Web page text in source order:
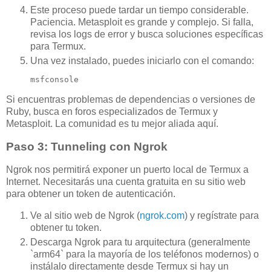
Este proceso puede tardar un tiempo considerable.
Paciencia. Metasploit es grande y complejo. Si falla,
revisa los logs de error y busca soluciones específicas
para Termux.
Una vez instalado, puedes iniciarlo con el comando:
msfconsole
Si encuentras problemas de dependencias o versiones de
Ruby, busca en foros especializados de Termux y
Metasploit. La comunidad es tu mejor aliada aquí.
Paso 3: Tunneling con Ngrok
Ngrok nos permitirá exponer un puerto local de Termux a
Internet. Necesitarás una cuenta gratuita en su sitio web
para obtener un token de autenticación.
Ve al sitio web de Ngrok (ngrok.com) y regístrate para
obtener tu token.
Descarga Ngrok para tu arquitectura (generalmente
`arm64` para la mayoría de los teléfonos modernos) o
instálalo directamente desde Termux si hay un